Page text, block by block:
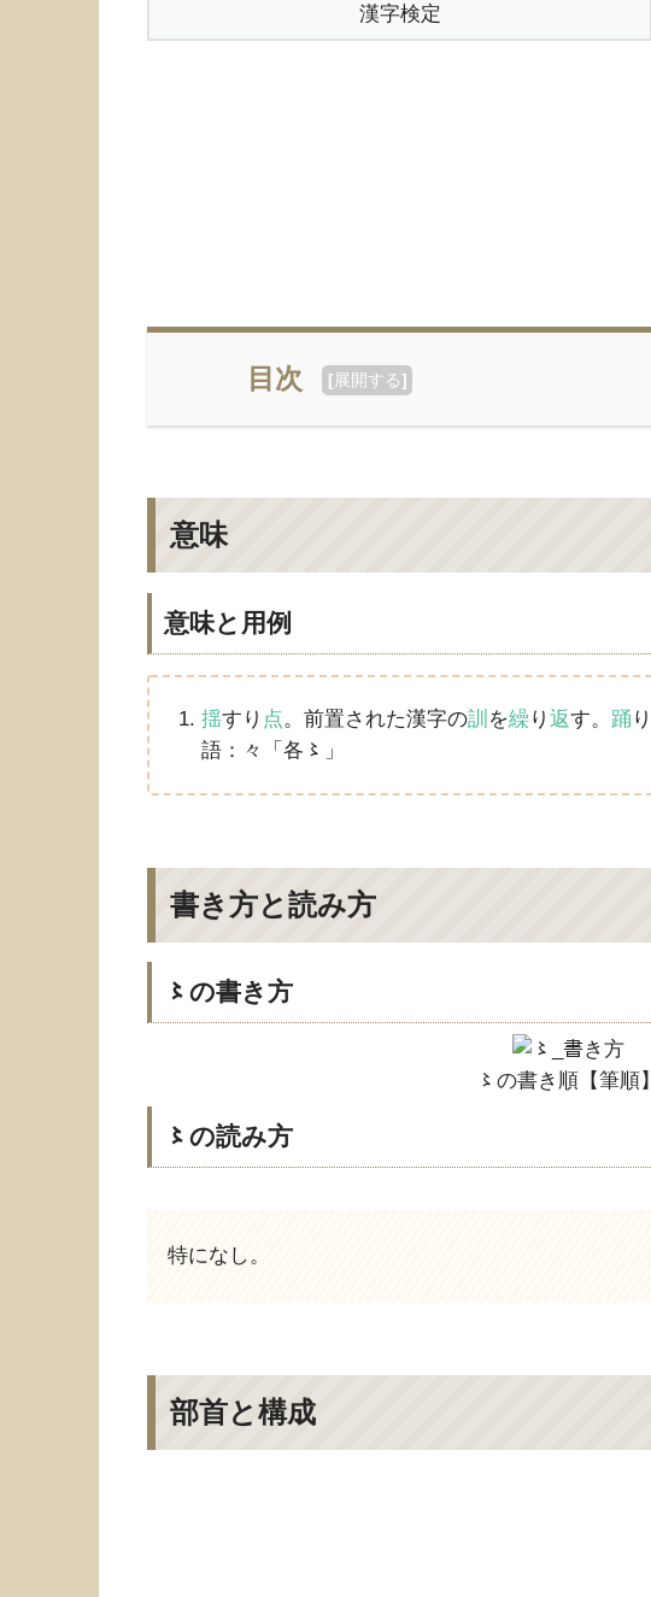
漢字検定
目次 [展開する]
意味
意味と用例
揺すり 点。前置された漢字の訓 を繰 り 返す。 踊 り
語：々「各〻」
書き方と読み方
〻の書き方
〻の書き順【筆順】
〻の読み方
特になし。
部首と構成